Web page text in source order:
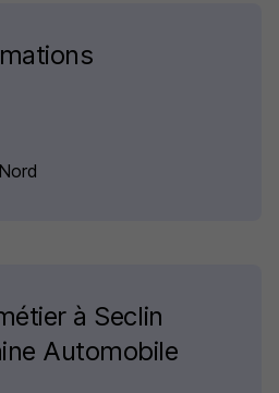
à Seclin
Automobile